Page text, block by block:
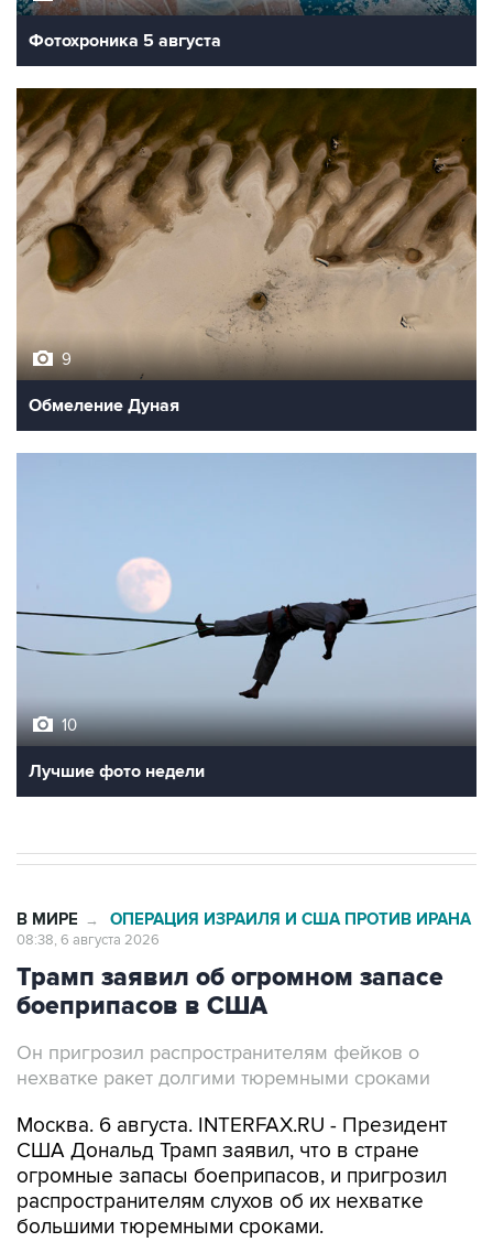
Фотохроника 5 августа
9
Обмеление Дуная
10
Лучшие фото недели
В МИРЕ → ОПЕРАЦИЯ ИЗРАИЛЯ И США ПРОТИВ ИРАНА
08:38, 6 августа 2026
Трамп заявил об огромном запасе
боеприпасов в США
Он пригрозил распространителям фейков о
нехватке ракет долгими тюремными сроками
Москва. 6 августа. INTERFAX.RU - Президент
США Дональд Трамп заявил, что в стране
огромные запасы боеприпасов, и пригрозил
распространителям слухов об их нехватке
большими тюремными сроками.